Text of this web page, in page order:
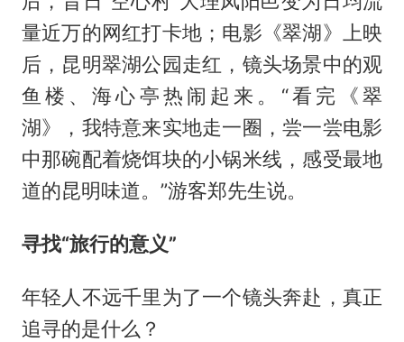
量近万的网红打卡地；电影《翠湖》上映
后，昆明翠湖公园走红，镜头场景中的观
鱼楼、海心亭热闹起来。“看完《翠
湖》，我特意来实地走一圈，尝一尝电影
中那碗配着烧饵块的小锅米线，感受最地
道的昆明味道。”游客郑先生说。
寻找“旅行的意义”
年轻人不远千里为了一个镜头奔赴，真正
追寻的是什么？